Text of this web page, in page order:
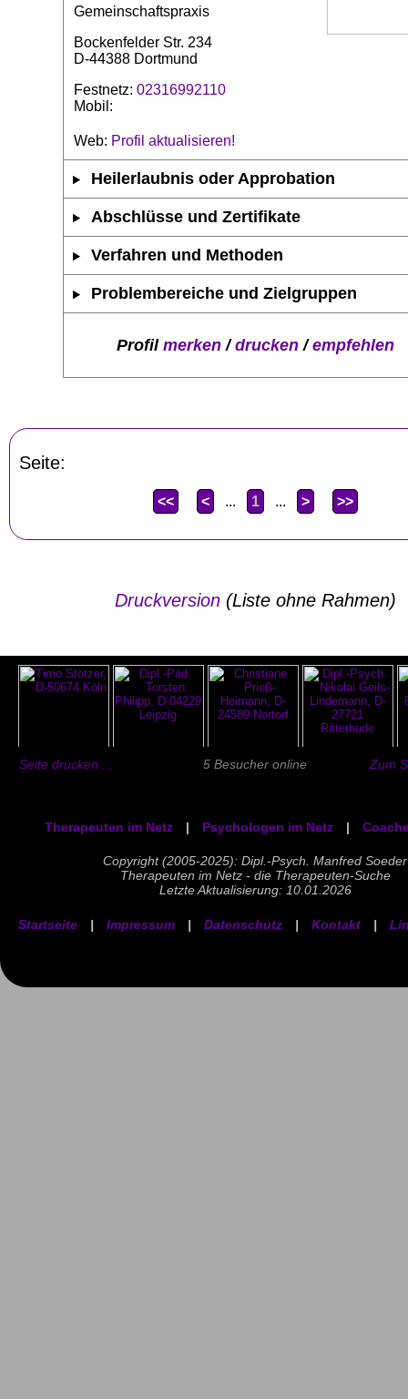
Gemeinschaftspraxis
Bockenfelder Str. 234
D-44388 Dortmund
Festnetz: 02316992110
Mobil:
Web: Profil aktualisieren!
Heilerlaubnis oder Approbation
Abschlüsse und Zertifikate
Verfahren und Methoden
Problembereiche und Zielgruppen
Profil merken/drucken/empfehlen
Seite:
<< < ... 1 ... > >>
Druckversion(Liste ohne Rahmen)
Seite drucken ... 5 Besucher online Zum
Therapeuten im Netz | Psychologen im Netz |
Copyright (2005-2025): Dipl.-Psych. Manfred Soeder
Therapeuten im Netz - die Therapeuten-Suche
Letzte Aktualisierung: 10.01.2026
Startseite | Impressum | Datenschutz | Kontakt |